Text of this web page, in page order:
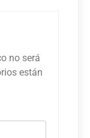
no será
están